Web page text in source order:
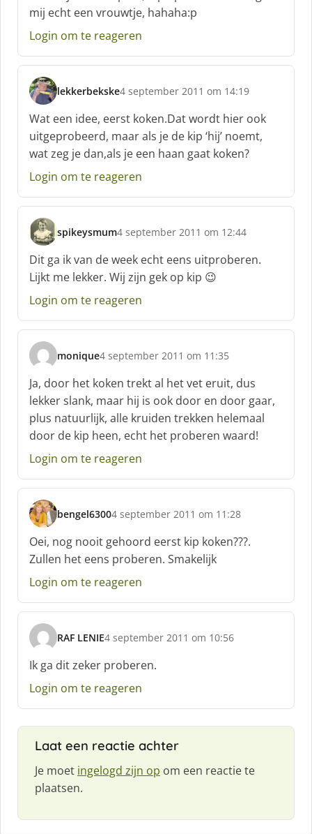
e
e
:
mij echt een vrouwtje, hahaha:p
Login om te reageren
lekkerbekske
s
c
h
r
e
e
:
4 september 2011 om 14:19
Wat een idee, eerst koken.Dat wordt hier ook
uitgeprobeerd, maar als je de kip ‘hij’ noemt,
wat zeg je dan,als je een haan gaat koken?
Login om te reageren
spikeysmum
s
c
h
r
e
f
4 september 2011 om 12:44
Dit ga ik van de week echt eens uitproberen.
Lijkt me lekker. Wij zijn gek op kip 😉
Login om te reageren
monique
s
c
h
r
e
e
:
4 september 2011 om 11:35
Ja, door het koken trekt al het vet eruit, dus
lekker slank, maar hij is ook door en door gaar,
plus natuurlijk, alle kruiden trekken helemaal
door de kip heen, echt het proberen waard!
Login om te reageren
bengel6300
s
c
h
r
e
f
4 september 2011 om 11:28
Oei, nog nooit gehoord eerst kip koken???.
Zullen het eens proberen. Smakelijk
Login om te reageren
RAF LENIE
s
c
h
r
4 september 2011 om 10:56
Ik ga dit zeker proberen.
Login om te reageren
Laat een reactie achter
Je moet ingelogd zijn op om een reactie te
plaatsen.